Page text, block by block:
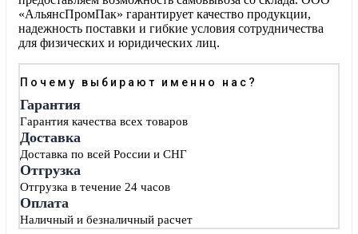
«АльянсПромПак» гарантирует качество продукции,
надежность поставки и гибкие условия сотрудничества
для физических и юридических лиц.
Почему выбирают именно нас?
Гарантия
Гарантия качества всех товаров
Доставка
Доставка по всей России и СНГ
Отгрузка
Отгрузка в течение 24 часов
Оплата
Наличный и безналичный расчет